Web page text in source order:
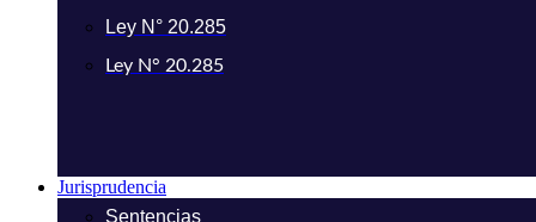
Ley N° 20.285
Ley N° 20.285
Jurisprudencia
Sentencias